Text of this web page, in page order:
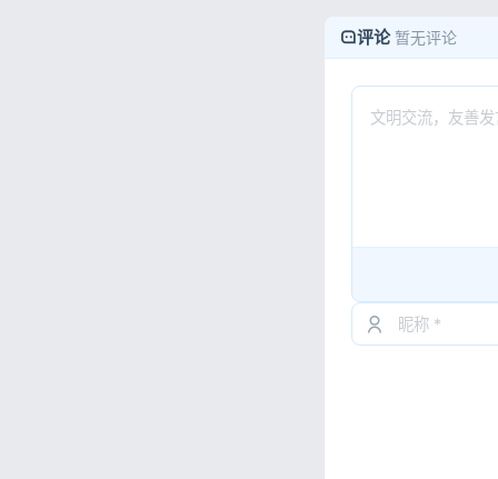
评论 暂无评论